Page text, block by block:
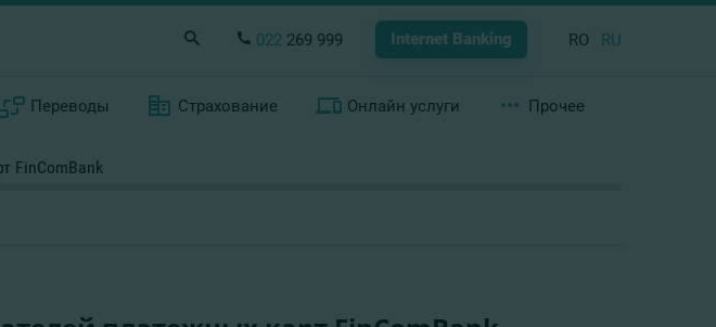
022 269 999 Internet Banking RO RU
Переводы Страхование Онлайн услуги Прочее
FinComBank